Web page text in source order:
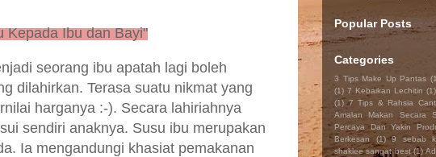
Kepada Ibu dan Bayi"
seorang ibu apatah lagi boleh
dilahirkan. Terasa suatu nikmat yang
harganya :-). Secara lahiriahnya
sendiri anaknya. Susu ibu merupakan
Ia mengandungi khasiat pemakanan
Popular Posts
Categories
3 Tips Make Up Pantas
(1) 7 Kebaikan Lechitin (1)
(1) 7 Tips & Rahsia
Amalan Makan Secara
Percaya Dan Yakin
Berkesan
(1)
9 sebab
shaklee sangat best (1)